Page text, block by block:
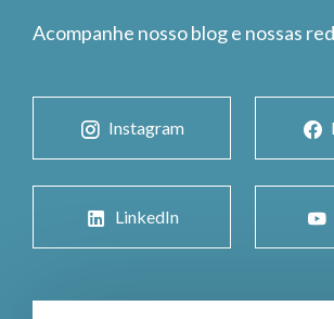
Acompanhe nosso blog e nossas
Instagram
LinkedIn